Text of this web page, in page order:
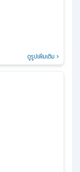
ดูรูปเพิ่มเติม